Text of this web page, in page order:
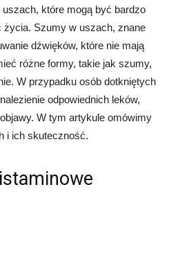
które mogą być bardzo
życia. Szumy w uszach, znane
dźwięków, które nie mają
różne formy, takie jak szumy,
W przypadku osób dotkniętych
odpowiednich leków,
W tym artykule omówimy
i ich skuteczność.